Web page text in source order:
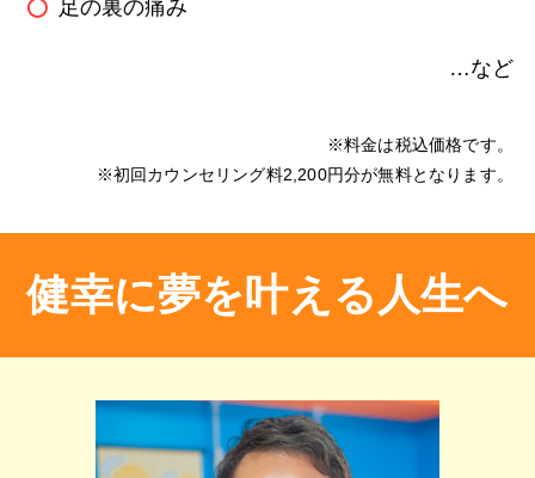
足の裏の痛み
…など
※料金は税込価格です。
※初回カウンセリング料2,200円分が無料となります。
健幸に夢を叶える人生へ